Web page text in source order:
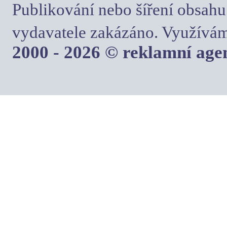
Publikování nebo šíření
vydavatele zakázáno.
2000 - 2026 © reklamní